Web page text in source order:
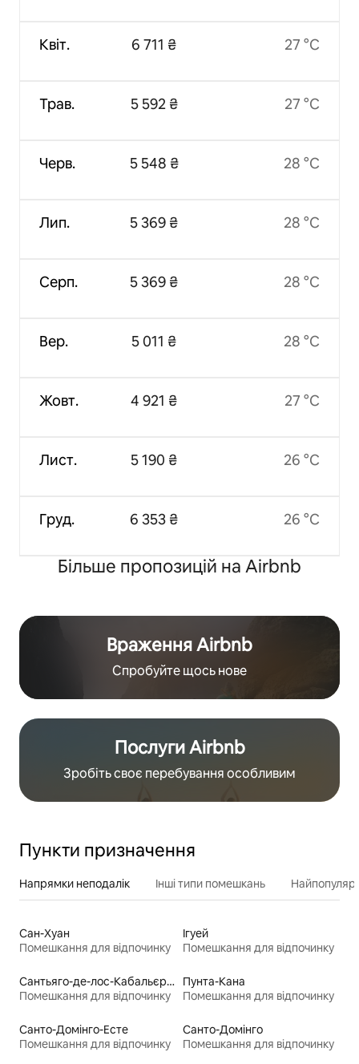
Квіт.
Трав.
Черв.
Лип.
Серп.
Вер.
Жовт.
Лист.
Груд.
6 711 ₴
5 592 ₴
5 548 ₴
5 369 ₴
5 369 ₴
5 011 ₴
4 921 ₴
5 190 ₴
6 353 ₴
27 °C
27 °C
28 °C
28 °C
28 °C
28 °C
27 °C
26 °C
26 °C
Більше пропозицій на Airbnb
Враження Airbnb
Спробуйте щось нове
Послуги Airbnb
Зробіть своє перебування особливим
Пункти призначення
Напрямки неподалік Інші типи помешкань
Сан-Хуан
Помешкання для відпочинку
Ігуей
Помешкання для відпочинку
Сантьяго-де-лос-Кабальєрос
Помешкання для відпочинку
Пунта-Кана
Помешкання для відпочинку
Санто-Домінго-Есте
Помешкання для відпочинку
Санто-Домінго
Помешкання для відпочинку